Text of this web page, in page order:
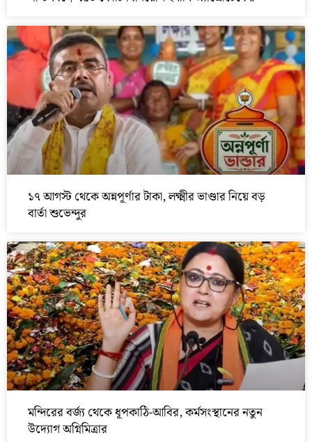
১৭ আগস্ট থেকে অন্নপূর্ণার টাকা, লক্ষ্মীর ভাণ্ডার নিয়ে বড়
বার্তা শুভেন্দুর
মন্দিরের বর্জ্য থেকে ধূপকাঠি-আবির, কর্মসংস্থানের নতুন
উদ্যোগ অগ্নিমিত্রার